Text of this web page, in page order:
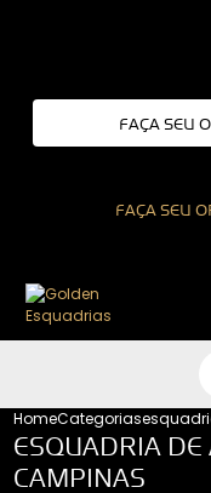
FAÇA SEU
FAÇA SEU
HomeCategorias
ESQUADRIA
CAMPINAS